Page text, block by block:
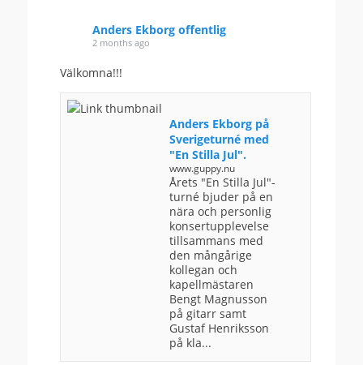
Anders Ekborg offentlig
2 months ago
Välkomna!!!
Anders Ekborg på
Sverigeturné med
"En Stilla Jul".
www.guppy.nu
Årets "En Stilla Jul"-
turné bjuder på en
nära och personlig
konsertupplevelse
tillsammans med
den mångårige
kollegan och
kapellmästaren
Bengt Magnusson
på gitarr samt
Gustaf Henriksson
på kla...